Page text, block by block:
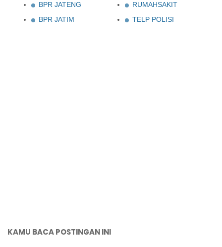
BPR JATENG
BPR JATIM
RUMAHSAKIT
TELP POLISI
KAMU BACA POSTINGAN INI